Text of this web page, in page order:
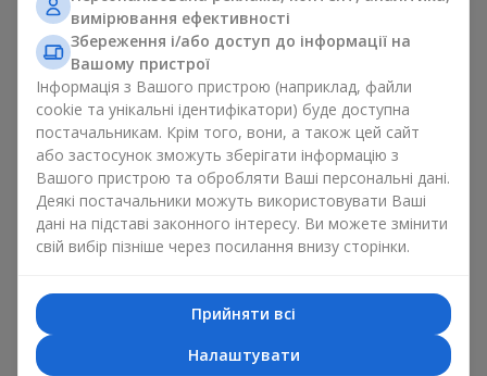
для будь-якого віку і статі, а їх склад можна
адаптувати під будь-який захід.
Масові квіткові уподобання. Півонії, тюльпани,
ромашки — популярні букети, що залишаються
привабливими для покупців. Вони не тільки мають
чудовий вигляд. Такі популярні букети відображають
атмосферу свіжості та природної краси.
Популярні квіти для букетів часто змінюються залежно від
пори року, але ці класичні популярні букети завжди
залишаються в списку тих що мають найбільший попит.
Якщо ви хочете бути впевненими у своєму виборі,
звертайтесь до цих перевірених часом популярних квітів.
Для яких подій в м. Діївка 2
обирають популярні букети
вимірювання ефективності
Збереження і/або доступ до інформації на
Вашому пристрої
Інформація з Вашого пристрою (наприклад, файли
cookie та унікальні ідентифікатори) буде доступна
постачальникам. Крім того, вони, а також цей сайт
або застосунок зможуть зберігати інформацію з
Вашого пристрою та обробляти Ваші персональні дані.
Деякі постачальники можуть використовувати Ваші
дані на підставі законного інтересу. Ви можете змінити
свій вибір пізніше через посилання внизу сторінки.
Прийняти всі
Налаштувати